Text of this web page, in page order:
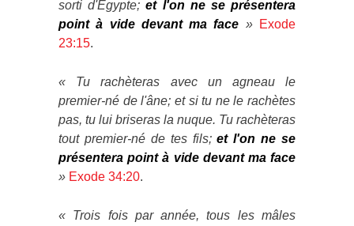
sorti d'Égypte;et l'on ne se présentera
point à vide devant ma face » Exode
23:15.
« Tu rachèteras avec un agneau le
premier-né de l'âne; et si tu ne le rachètes
pas, tu lui briseras la nuque. Tu rachèteras
tout premier-né de tes fils;et l'on ne se
présentera point à vide devant ma face
» Exode 34:20.
« Trois fois par année, tous les mâles